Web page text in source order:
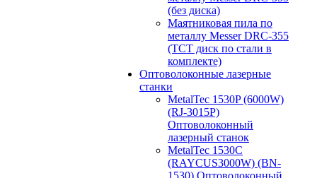
(без диска)
Маятниковая пила по
металлу Messer DRC-355
(ТСТ диск по стали в
комплекте)
Оптоволоконные лазерные
станки
MetalTec 1530P (6000W)
(RJ-3015P)
Оптоволоконный
лазерный станок
MetalTec 1530С
(RAYCUS3000W) (BN-
1530) Оптоволоконный